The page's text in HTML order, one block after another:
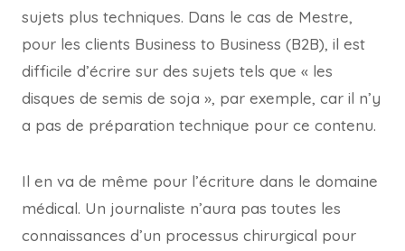
sujets plus techniques. Dans le cas de Mestre,
pour les clients Business to Business (B2B), il est
difficile d’écrire sur des sujets tels que « les
disques de semis de soja », par exemple, car il n’y
a pas de préparation technique pour ce contenu.
Il en va de même pour l’écriture dans le domaine
médical. Un journaliste n’aura pas toutes les
connaissances d’un processus chirurgical pour